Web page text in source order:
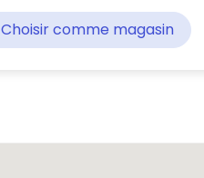
Choisir comme magasin